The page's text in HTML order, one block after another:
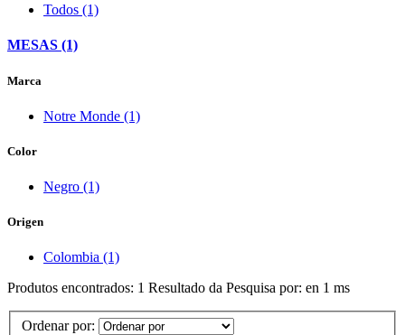
Todos (1)
MESAS (1)
Marca
Notre Monde (1)
Color
Negro (1)
Origen
Colombia (1)
Produtos encontrados: 1 Resultado da Pesquisa por: en 1 ms
Ordenar por: